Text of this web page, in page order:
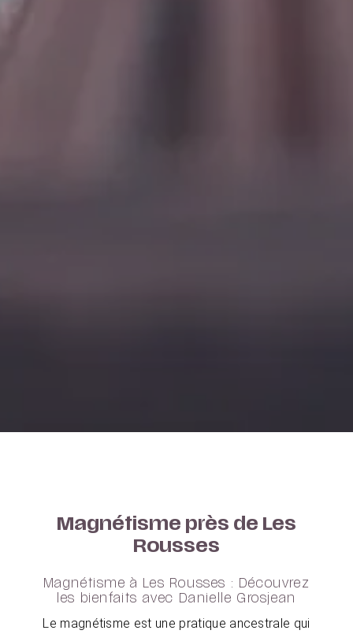
Magnétisme près de Les
Rousses
Magnétisme à Les Rousses : Découvrez
les bienfaits avec Danielle Grosjean
Le magnétisme est une pratique ancestrale qui